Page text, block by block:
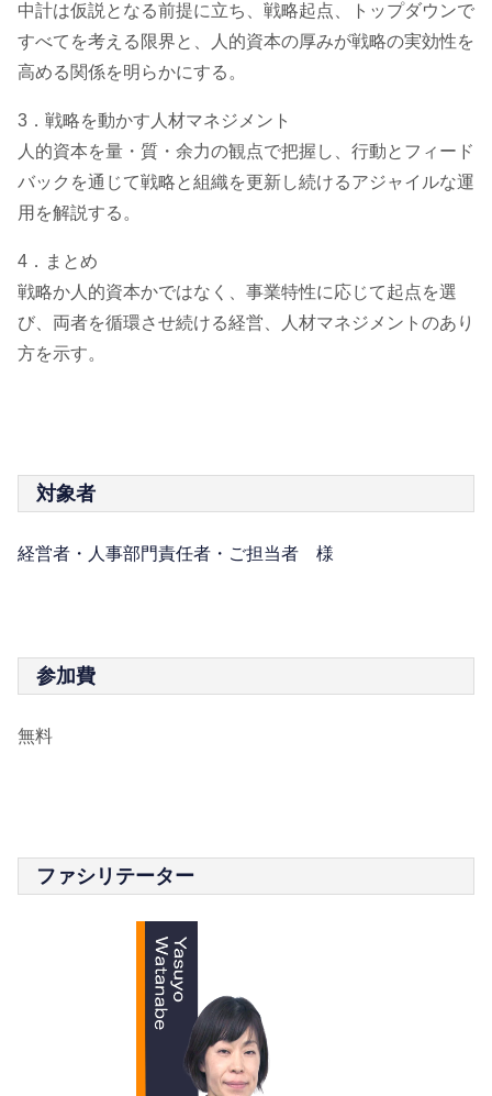
中計は仮説となる前提に立ち、戦略起点、トップダウンで
すべてを考える限界と、人的資本の厚みが戦略の実効性を
高める関係を明らかにする。
3．戦略を動かす人材マネジメント
人的資本を量・質・余力の観点で把握し、行動とフィード
バックを通じて戦略と組織を更新し続けるアジャイルな運
用を解説する。
4．まとめ
戦略か人的資本かではなく、事業特性に応じて起点を選
び、両者を循環させ続ける経営、人材マネジメントのあり
方を示す。
対象者
経営者・人事部門責任者・ご担当者 様
参加費
無料
ファシリテーター